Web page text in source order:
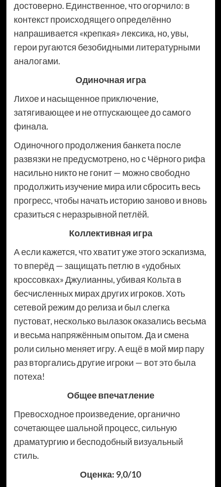
достоверно. Единственное, что огорчило: в
контекст происходящего определённо
напрашивается «крепкая» лексика, но, увы,
герои ругаются безобидными литературными
аналогами.
Одиночная игра
Лихое и насыщенное приключение,
затягивающее и не отпускающее до самого
финала.
Одиночного продолжения банкета после
развязки не предусмотрено, но с Чёрного рифа
насильно никто не гонит — можно свободно
продолжить изучение мира или сбросить весь
прогресс, чтобы начать историю заново и вновь
сразиться с неразрывной петлёй.
Коллективная игра
А если кажется, что хватит уже этого эскапизма,
то вперёд — защищать петлю в «удобных
кроссовках» Джулианны, убивая Кольта в
бесчисленных мирах других игроков. Хоть
сетевой режим до релиза и был слегка
пустоват, несколько вылазок оказались весьма
и весьма напряжённым опытом. Да и смена
роли сильно меняет игру. А ещё в мой мир пару
раз вторгались другие игроки — вот это была
потеха!
Общее впечатление
Превосходное произведение, органично
сочетающее шальной процесс, сильную
драматургию и бесподобный визуальный
стиль.
Оценка: 9,0/10